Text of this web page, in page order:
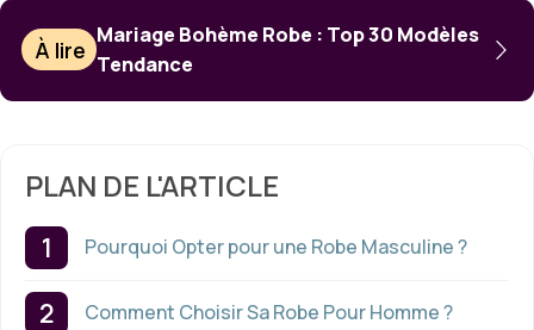
À lire
Mariage Bohème Robe : Top 30 Modèles
Tendance
PLAN DE L'ARTICLE
Pourquoi Opter pour une Robe Masculine ?
Comment Choisir Sa Robe Pour Homme ?